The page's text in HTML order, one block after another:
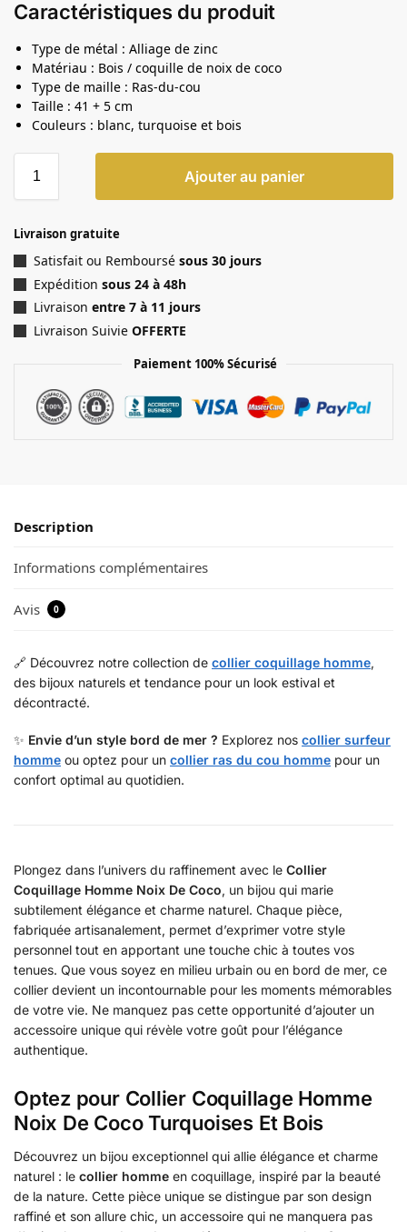
Caractéristiques du produit
Type de métal : Alliage de zinc
Matériau : Bois / coquille de noix de coco
Type de maille : Ras-du-cou
Taille : 41 + 5 cm
Couleurs : blanc, turquoise et bois
Ajouter au panier
Livraison gratuite
Satisfait ou Remboursé sous 30 jours
Expédition sous 24 à 48h
Livraison entre 7 à 11 jours
Livraison Suivie OFFERTE
Paiement 100% Sécurisé
Description
Informations complémentaires
Avis 0
🔗 Découvrez notre collection de collier coquillage homme,
des bijoux naturels et tendance pour un look estival et
décontracté.
✨ Envie d’un style bord de mer ? Explorez nos collier surfeur
homme ou optez pour un collier ras du cou homme pour un
confort optimal au quotidien.
Plongez dans l’univers du raffinement avec le Collier
Coquillage Homme Noix De Coco, un bijou qui marie
subtilement élégance et charme naturel. Chaque pièce,
fabriquée artisanalement, permet d’exprimer votre style
personnel tout en apportant une touche chic à toutes vos
tenues. Que vous soyez en milieu urbain ou en bord de mer, ce
collier devient un incontournable pour les moments mémorables
de votre vie. Ne manquez pas cette opportunité d’ajouter un
accessoire unique qui révèle votre goût pour l’élégance
authentique.
Optez pour Collier Coquillage Homme
Noix De Coco Turquoises Et Bois
Découvrez un bijou exceptionnel qui allie élégance et charme
naturel : le collier homme en coquillage, inspiré par la beauté
de la nature. Cette pièce unique se distingue par son design
raffiné et son allure chic, un accessoire qui ne manquera pas